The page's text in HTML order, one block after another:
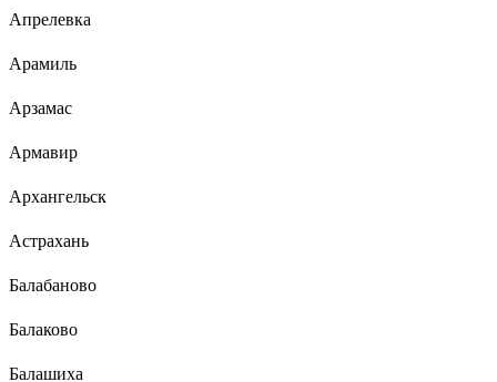
Апрелевка
Арамиль
Арзамас
Армавир
Архангельск
Астрахань
Балабаново
Балаково
Балашиха